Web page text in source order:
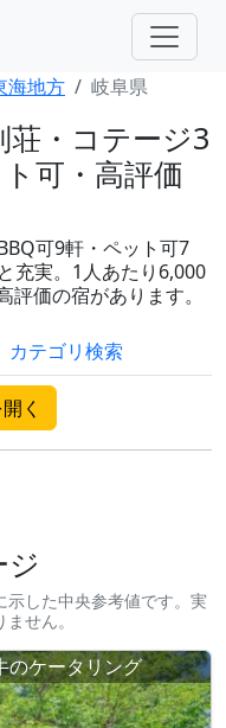
海地方 岐阜県
・コテージ3
可・高評価
可9軒・ペット可7
充実。1人あたり6,000
価の宿があります。
カテゴリ検索
く
した中央参考値です。実
せん。
ケータリング